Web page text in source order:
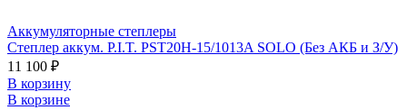
Аккумуляторные степлеры
Степлер аккум. P.I.T. PST20H-15/1013A SOLO (Без АКБ и З/У)
11 100 ₽
В корзину
В корзине